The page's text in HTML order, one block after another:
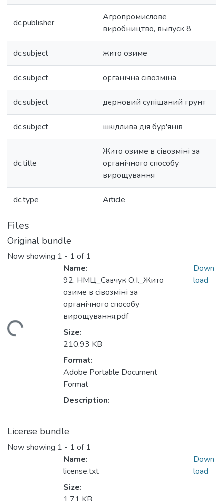
dc.publisher
Агропромислове
виробництво, выпуск 8
dc.subject жито озиме
dc.subject органічна сівозміна
dc.subject дерновий супіщаний грунт
dc.subject шкідлива дія бур'янів
dc.title
Жито озиме в сівозміні за
органічного способу
вирощування
dc.type Article
Files
Original bundle
Now showing 1 - 1 of 1
Name:
92. НМЦ_Савчук О.І._Жито
озиме в сівозміні за
органічного способу
вирощування.pdf
Size:
210.93 KB
Format:
Adobe Portable Document
Format
Description:
Down
load
License bundle
Now showing 1 - 1 of 1
Name:
license.txt
Size:
Down
load